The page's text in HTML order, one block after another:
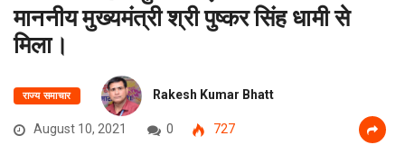
माननीय मुख्यमंत्री श्री पुष्कर सिंह धामी से
मिला।
राज्य समाचार Rakesh Kumar Bhatt
August 10, 2021 0 727